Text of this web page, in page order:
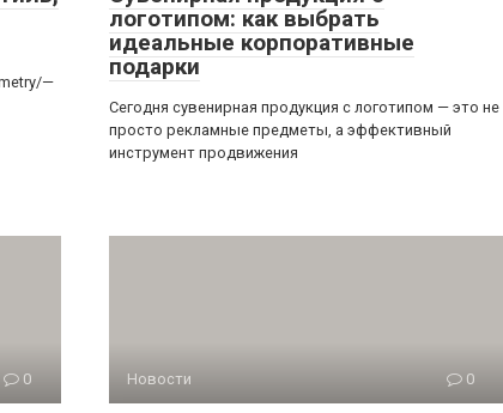
—
логотипом: как выбрать
идеальные корпоративные
подарки
Сегодня сувенирная продукция с логотипом — это не
просто рекламные предметы, а эффективный
инструмент продвижения
0 Новости 0